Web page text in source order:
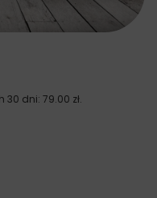
30 dni: 79.00 zł.